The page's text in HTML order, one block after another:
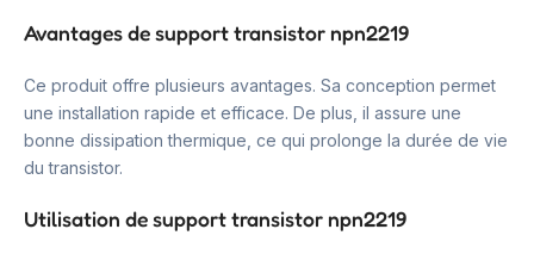
Avantages de support transistor npn2219
Ce produit offre plusieurs avantages. Sa conception permet
une installation rapide et efficace. De plus, il assure une
bonne dissipation thermique, ce qui prolonge la durée de vie
du transistor.
Utilisation de support transistor npn2219